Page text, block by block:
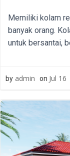
Memiliki kolam
banyak orang.
untuk bersantai,
by admin on Jul 16